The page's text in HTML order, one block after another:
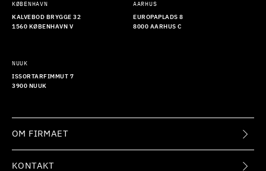
KØBENHAVN
KALVEBOD BRYGGE 32
1560 KØBENHAVN V
AARHUS
EUROPAPLADS 8
8000 AARHUS C
NUUK
ISSORTARFIMMUT 7
3900 NUUK
OM FIRMAET
KONTAKT